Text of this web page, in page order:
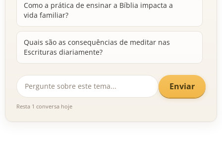
Como a prática de ensinar a Bíblia impacta a
vida familiar?
Quais são as consequências de meditar nas
Escrituras diariamente?
Enviar
Resta 1 conversa hoje